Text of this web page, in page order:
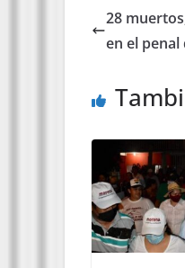
28
en el penal